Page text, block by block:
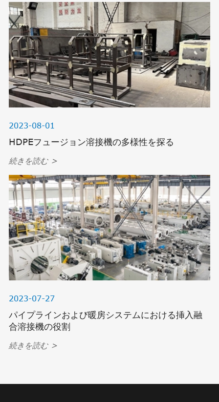
2023-08-01
HDPEフュージョン溶接機の多様性を探る
続きを読む >
2023-07-27
パイプラインおよび暖房システムにおける挿入融
合溶接機の役割
続きを読む >